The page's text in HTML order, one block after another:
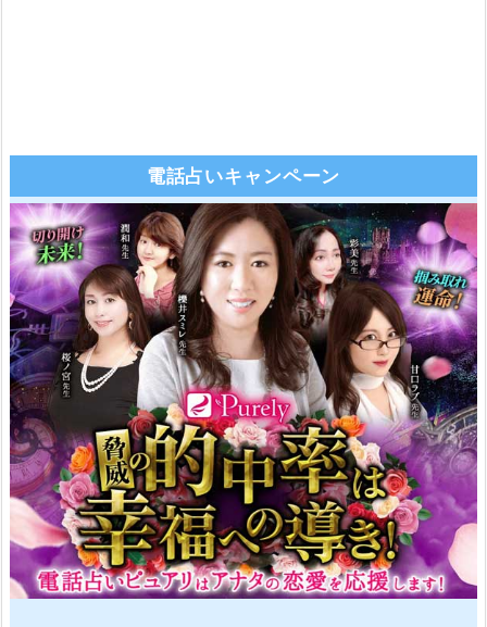
電話占いキャンペーン